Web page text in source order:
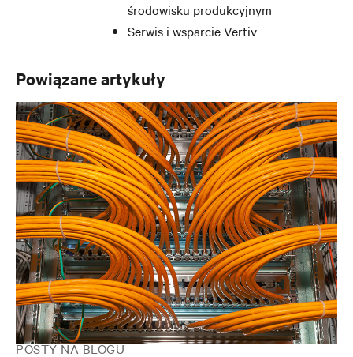
środowisku produkcyjnym
Serwis i wsparcie Vertiv
Powiązane artykuły
POSTY NA BLOGU